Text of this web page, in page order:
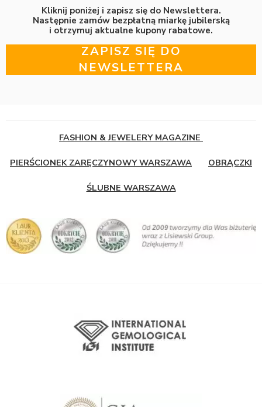
Kliknij poniżej i zapisz się do Newslettera.
Następnie zamów bezpłatną miarkę jubilerską
i otrzymuj aktualne kupony rabatowe.
ZAPISZ SIĘ DO
NEWSLETTERA
FASHION & JEWELERY MAGAZINE
PIERŚCIONEK ZARĘCZYNOWY WARSZAWA OBRĄCZKI
ŚLUBNE WARSZAWA